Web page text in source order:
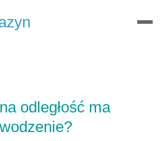
odległość ma